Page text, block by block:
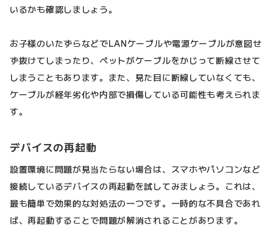
いるかも確認しましょう。
お子様のいたずらなどでLANケーブルや電源ケーブルが意図せ
ず抜けてしまったり、ペットがケーブルをかじって断線させて
しまうこともあります。また、見た目に断線していなくても、
ケーブルが経年劣化や内部で損傷している可能性も考えられま
す。
デバイスの再起動
設置環境に問題が見当たらない場合は、スマホやパソコンなど
接続しているデバイスの再起動を試してみましょう。これは、
最も簡単で効果的な対処法の一つです。一時的な不具合であれ
ば、再起動することで問題が解消されることがあります。